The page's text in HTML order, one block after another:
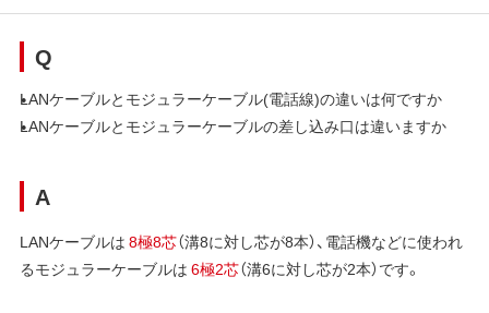
Q
LANケーブルとモジュラーケーブル(電話線)の違いは何ですか
LANケーブルとモジュラーケーブルの差し込み口は違いますか
A
LANケーブルは 8極8芯（溝8に対し芯が8本）、電話機などに使われ
るモジュラーケーブルは 6極2芯（溝6に対し芯が2本）です。